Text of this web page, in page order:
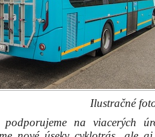
Ilustračné
podporujeme na viacerých